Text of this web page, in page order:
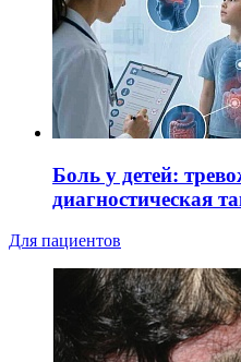
Боль у детей:
диагностическая
Для пациентов